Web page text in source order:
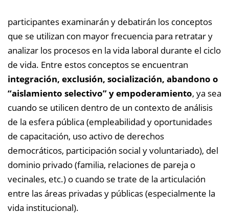
participantes examinarán y debatirán los conceptos
que se utilizan con mayor frecuencia para retratar y
analizar los procesos en la vida laboral durante el ciclo
de vida. Entre estos conceptos se encuentran
integración, exclusión, socialización, abandono o
“aislamiento selectivo” y empoderamiento, ya sea
cuando se utilicen dentro de un contexto de análisis
de la esfera pública (empleabilidad y oportunidades
de capacitación, uso activo de derechos
democráticos, participación social y voluntariado), del
dominio privado (familia, relaciones de pareja o
vecinales, etc.) o cuando se trate de la articulación
entre las áreas privadas y públicas (especialmente la
vida institucional).